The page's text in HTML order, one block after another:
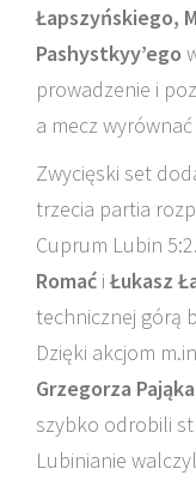
Łapszyńskiego,
Pashystkyy’ego
prowadzenie i
a mecz
Zwycięski set
trzecia partia
Cuprum Lubin
Romać i Łukasz
technicznej górą
Dzięki akcjom
Grzegorza Pająka
szybko odrobili
Lubinianie